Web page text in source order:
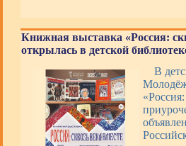
Книжная выставка «Россия:
открылась в детской
В